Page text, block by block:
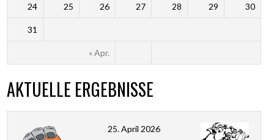
« Apr.
24 25 26 27 28 29 30
31
AKTUELLE ERGEBNISSE
25. April 2026